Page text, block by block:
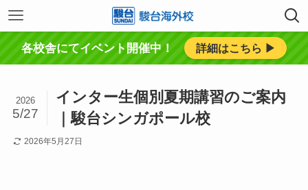
各校舎にてイベント開催中！ 詳細はこちら ▶︎
インター生個別夏期講習のご案内
｜駿台シンガポール校
2026
5/27
2026年5月27日